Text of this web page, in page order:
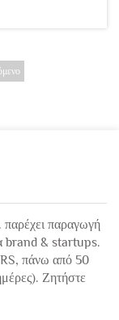
ποιότητας
παραγωγή
brand & startups.
πάνω από 50
Ζητήστε